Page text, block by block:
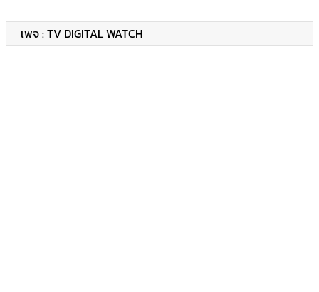
เพจ : TV DIGITAL WATCH